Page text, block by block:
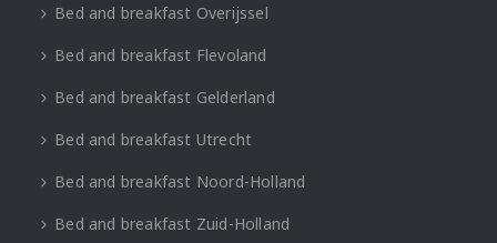
Bed and breakfast Overijssel
Bed and breakfast Flevoland
Bed and breakfast Gelderland
Bed and breakfast Utrecht
Bed and breakfast Noord-Holland
Bed and breakfast Zuid-Holland